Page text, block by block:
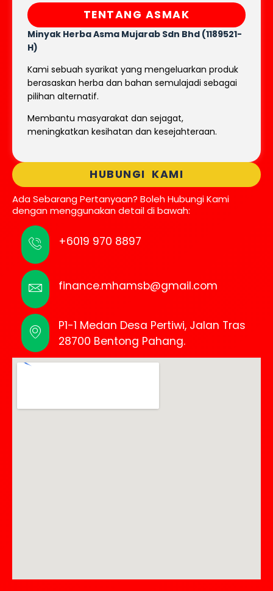
TENTANG ASMAK
Minyak Herba Asma Mujarab Sdn Bhd (1189521-
H)
Kami sebuah syarikat yang mengeluarkan produk
berasaskan herba dan bahan semulajadi sebagai
pilihan alternatif.
Membantu masyarakat dan sejagat,
meningkatkan kesihatan dan kesejahteraan.
HUBUNGI KAMI
Ada Sebarang Pertanyaan? Boleh Hubungi Kami
dengan menggunakan detail di bawah:
+6019 970 8897
finance.mhamsb@gmail.com
P1-1 Medan Desa Pertiwi, Jalan Tras
28700 Bentong Pahang.